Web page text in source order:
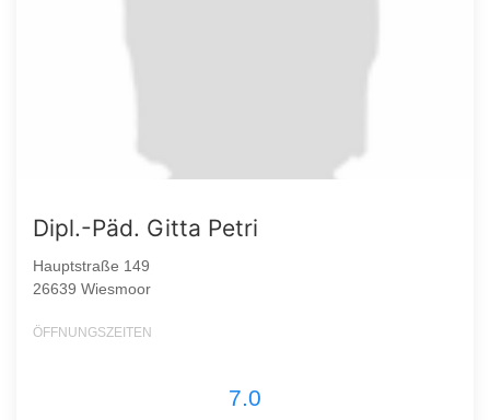
Dipl.-Päd. Gitta Petri
Hauptstraße 149
26639 Wiesmoor
ÖFFNUNGSZEITEN
7.0